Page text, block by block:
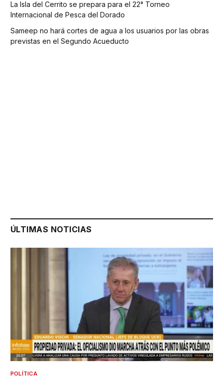
La Isla del Cerrito se prepara para el 22° Torneo
Internacional de Pesca del Dorado
Sameep no hará cortes de agua a los usuarios por las obras
previstas en el Segundo Acueducto
ÚLTIMAS NOTICIAS
POLÍTICA